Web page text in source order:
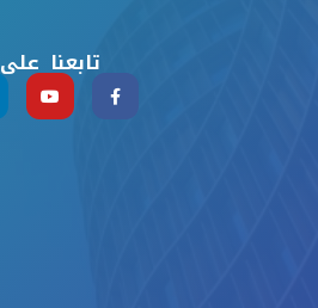
تابعنا على